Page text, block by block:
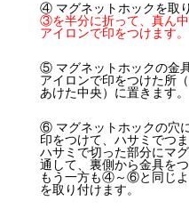
④ マグネットホックを取
③を半分に折って、真ん
アイロンで印をつけます。
⑤ マグネットホックの金
アイロンで印をつけた所
あけた中央）に置きます。
⑥ マグネットホックの穴
印をつけて、ハサミでつま
ハサミで切った部分にマ
通して、裏側から金具をつ
もう一方も④～⑥と同じよ
を取り付けます。